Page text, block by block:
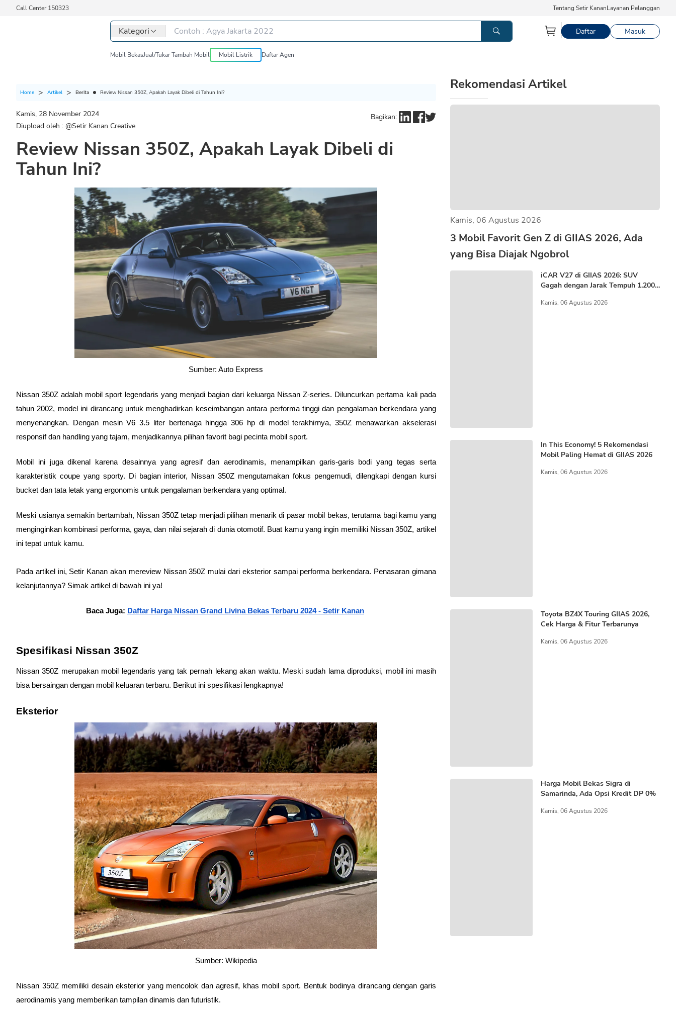
Call Center 150323 Tentang Setir KananLayanan Pelanggan
Kategori Daftar Masuk
Mobil BekasJual/Tukar Tambah Mobil Mobil Listrik Daftar Agen
Home Artikel Berita Review Nissan 350Z, Apakah Layak Dibeli di Tahun Ini?
Kamis, 28 November 2024
Diupload oleh : @Setir Kanan Creative
Bagikan:
Review Nissan 350Z, Apakah Layak Dibeli di
Tahun Ini?
Sumber: Auto Express
Nissan 350Z adalah mobil sport legendaris yang menjadi bagian dari keluarga Nissan Z-series. Diluncurkan pertama kali pada
tahun 2002, model ini dirancang untuk menghadirkan keseimbangan antara performa tinggi dan pengalaman berkendara yang
menyenangkan. Dengan mesin V6 3.5 liter bertenaga hingga 306 hp di model terakhirnya, 350Z menawarkan akselerasi
responsif dan handling yang tajam, menjadikannya pilihan favorit bagi pecinta mobil sport.
Mobil ini juga dikenal karena desainnya yang agresif dan aerodinamis, menampilkan garis-garis bodi yang tegas serta
karakteristik coupe yang sporty. Di bagian interior, Nissan 350Z mengutamakan fokus pengemudi, dilengkapi dengan kursi
bucket dan tata letak yang ergonomis untuk pengalaman berkendara yang optimal.
Meski usianya semakin bertambah, Nissan 350Z tetap menjadi pilihan menarik di pasar mobil bekas, terutama bagi kamu yang
menginginkan kombinasi performa, gaya, dan nilai sejarah di dunia otomotif. Buat kamu yang ingin memiliki Nissan 350Z, artikel
ini tepat untuk kamu.
Pada artikel ini, Setir Kanan akan mereview Nissan 350Z mulai dari eksterior sampai performa berkendara. Penasaran gimana
kelanjutannya? Simak artikel di bawah ini ya!
Baca Juga: Daftar Harga Nissan Grand Livina Bekas Terbaru 2024 - Setir Kanan
Spesifikasi Nissan 350Z
Nissan 350Z merupakan mobil legendaris yang tak pernah lekang akan waktu. Meski sudah lama diproduksi, mobil ini masih
bisa bersaingan dengan mobil keluaran terbaru. Berikut ini spesifikasi lengkapnya!
Eksterior
Sumber: Wikipedia
Nissan 350Z memiliki desain eksterior yang mencolok dan agresif, khas mobil sport. Bentuk bodinya dirancang dengan garis
aerodinamis yang memberikan tampilan dinamis dan futuristik.
Rekomendasi Artikel
Kamis, 06 Agustus 2026
3 Mobil Favorit Gen Z di GIIAS 2026, Ada
yang Bisa Diajak Ngobrol
iCAR V27 di GIIAS 2026: SUV
Gagah dengan Jarak Tempuh 1.200
Kamis, 06 Agustus 2026
In This Economy! 5 Rekomendasi
Mobil Paling Hemat di GIIAS 2026
Kamis, 06 Agustus 2026
Toyota BZ4X Touring GIIAS 2026,
Cek Harga & Fitur Terbarunya
Kamis, 06 Agustus 2026
Harga Mobil Bekas Sigra di
Samarinda, Ada Opsi Kredit DP 0%
Kamis, 06 Agustus 2026